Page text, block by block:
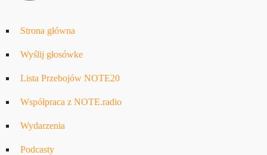
Strona główna
Wyślij głosówke
Lista Przebojów NOTE20
Współpraca z NOTE.radio
Wydarzenia
Podcasty